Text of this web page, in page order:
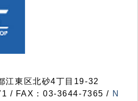
東区北砂4丁目19-32
/ FAX：03-3644-7365 / N